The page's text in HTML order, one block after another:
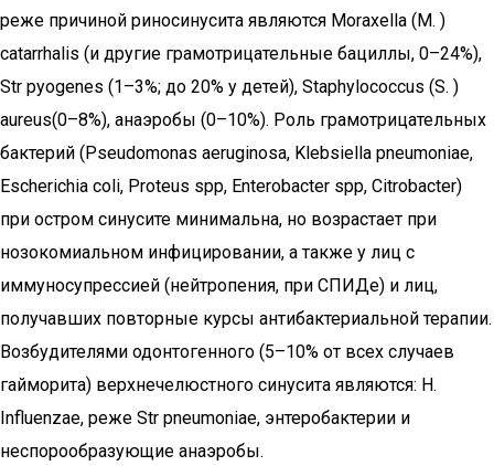
реже причиной риносинусита являются Moraxella (M. )
catarrhalis (и другие грамотрицательные бациллы, 0–24%),
Str pyogenes (1–3%; до 20% у детей), Staphylococcus (S. )
аureus(0–8%), анаэробы (0–10%). Роль грамотрицательных
бактерий (Pseudomonas aeruginosa, Klebsiella pneumoniae,
Escherichia coli, Proteus spp, Enterobacter spp, Citrobacter)
при остром синусите минимальна, но возрастает при
нозокомиальном инфицировании, а также у лиц с
иммуносупрессией (нейтропения, при СПИДе) и лиц,
получавших повторные курсы антибактериальной терапии.
Возбудителями одонтогенного (5–10% от всех случаев
гайморита) верхнечелюстного синусита являются: H.
Influenzae, реже Str pneumoniae, энтеробактерии и
неспорообразующие анаэробы.